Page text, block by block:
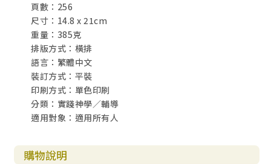
頁數：256
尺寸：14.8 x 21cm
重量：385克
排版方式：橫排
語言：繁體中文
裝訂方式：平裝
印刷方式：單色印刷
分類：實踐神學／輔導
適用對象：適用所有人
購物說明